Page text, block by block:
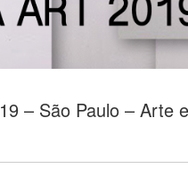
– São Paulo – Arte e